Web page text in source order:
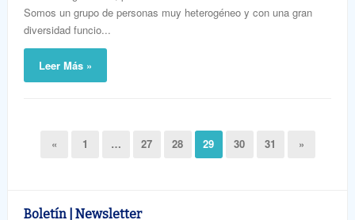
Somos un grupo de personas muy heterogéneo y con una gran
diversidad funcio...
Leer Más »
« 1 … 27 28 29 30 31 »
Boletín | Newsletter